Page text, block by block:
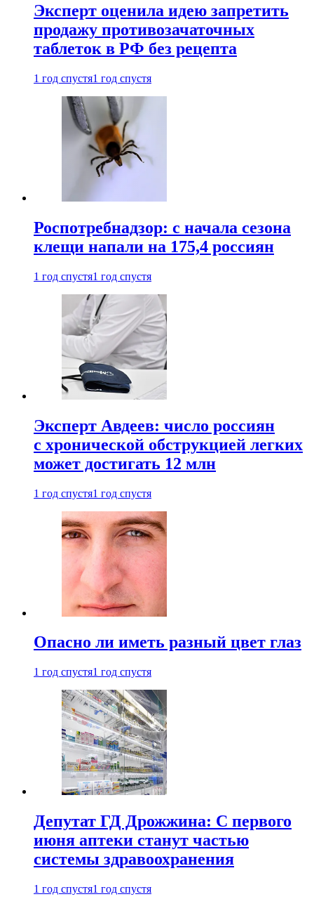
Эксперт оценила идею запретить
продажу противозачаточных
таблеток в РФ без рецепта
1 год спустя1 год спустя
Роспотребнадзор: с начала сезона
клещи напали на 175,4 россиян
1 год спустя1 год спустя
Эксперт Авдеев: число россиян
с хронической обструкцией легких
может достигать 12 млн
1 год спустя1 год спустя
Опасно ли иметь разный цвет глаз
1 год спустя1 год спустя
Депутат ГД Дрожжина: С первого
июня аптеки станут частью
системы здравоохранения
1 год спустя1 год спустя